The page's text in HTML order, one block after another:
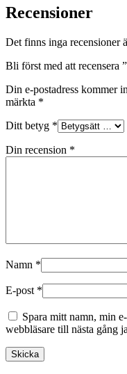
Recensioner
Det finns inga recensioner
Bli först med att
Din e-postadress kommer
märkta *
Ditt betyg *
Din recension *
Namn *
E-post *
Spara mitt namn, min
webbläsare till nästa gång